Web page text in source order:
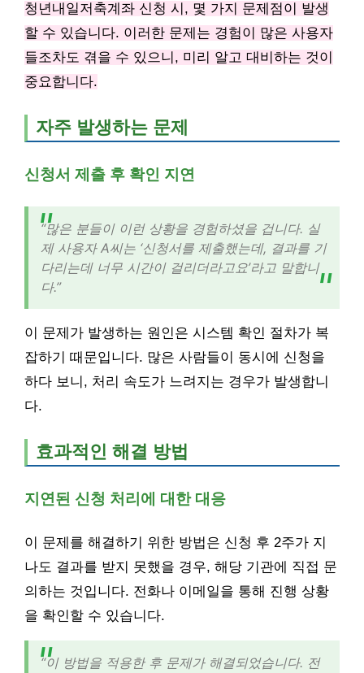
청년내일저축계좌 신청 시, 몇 가지 문제점이 발생
할 수 있습니다. 이러한 문제는 경험이 많은 사용자
들조차도 겪을 수 있으니, 미리 알고 대비하는 것이
중요합니다.
자주 발생하는 문제
신청서 제출 후 확인 지연
“많은 분들이 이런 상황을 경험하셨을 겁니다. 실
제 사용자 A씨는 ‘신청서를 제출했는데, 결과를 기
다리는데 너무 시간이 걸리더라고요’라고 말합니
다.”
이 문제가 발생하는 원인은 시스템 확인 절차가 복
잡하기 때문입니다. 많은 사람들이 동시에 신청을
하다 보니, 처리 속도가 느려지는 경우가 발생합니
다.
효과적인 해결 방법
지연된 신청 처리에 대한 대응
이 문제를 해결하기 위한 방법은 신청 후 2주가 지
나도 결과를 받지 못했을 경우, 해당 기관에 직접 문
의하는 것입니다. 전화나 이메일을 통해 진행 상황
을 확인할 수 있습니다.
“이 방법을 적용한 후 문제가 해결되었습니다. 전